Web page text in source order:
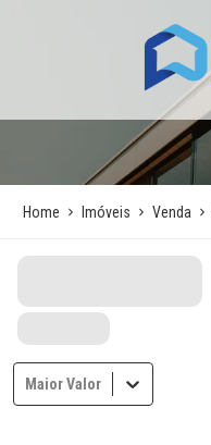
Home Imóveis Venda
Maior Valor